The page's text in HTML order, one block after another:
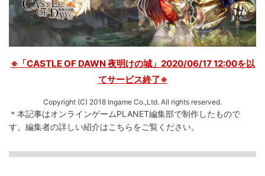
※「CASTLE OF DAWN 夜明けの城」2020/06/17 12:00を以
てサービス終了※
Copyright (C) 2018 Ingame Co.,Ltd. All rights reserved.
＊本記事はオンラインゲームPLANET編集部で制作したもので
す。 編集者の詳しい紹介はこちらをご覧ください。